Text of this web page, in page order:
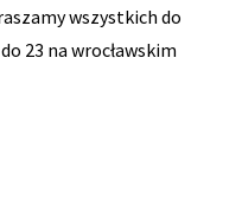
wszystkich do
23 na wrocławskim